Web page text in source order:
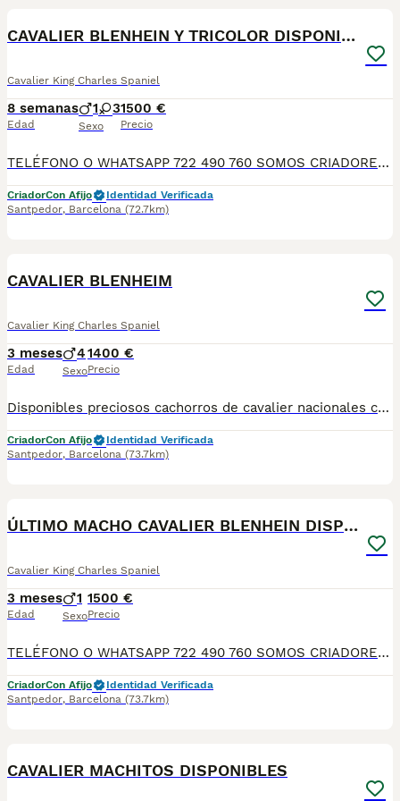
CAVALIER BLENHEIN Y TRICOLOR DISPONIBLES
Cavalier King Charles Spaniel
8 semanas
Edad
1 3
Sexo
1500 €
Precio
TELÉFONO O WHATSAPP 722 490 760 SOMOS CRIADORES DIRECTOS SIN INTERMEDIARIOS! MÁS DE 20 AÑOS EN EL SECTOR NOS AVALAN, VALORANDO TANTO LA CRIA RESPONSABLE COMO TAMBIÉN LA SELECCIÓN PARA MEJORAR LA RAZA DURANTE TODOS ESTOS AÑOS. NUESTROS CACHORROS SE ENTREGAN PREVIAMENTE REVISADOS POR NUESTRO VETERINARIO PROFESIONAL Y BAJO LOS MAS ESTRICTOS CONTROLES DE SALUD, HACEMOS HINCAPIÉ EN SU SOCIABILIZACIÓN PARA SU CORRECTO DESARROLLO NEUROLOGICO! Y OS ASESORAMOS ANTES DURANTE Y DESPUES DE LA ENTREGA PARA QUE TODO SEA LO MAS AFABLE Y FACIL POSIBLE DURANTE LA ADAPTACION! NUESTROS BEBES SE ENTREGAN A PARTIR DE LOS DOS MESES CON SUS VACUNAS AL DIA, DESPARASITADOS Y CON GARANTIAS DE SALUD, MICROCHIP Y CARTILLA DE VACUNACION! SI BUSCAS UN COMPAÑERO SANO Y EQUILIBRADO ESTE ES EL LUGAR, TE ASESORAREMOS DURANTE TODO EL PROCESO NO DUDES EN CONSULTAR POR NUESTROS PEQUES AL 722 490 760
CriadorCon Afijo
Identidad Verificada
Santpedor, Barcelona (72.7km)
CAVALIER BLENHEIM
Cavalier King Charles Spaniel
3 meses
Edad
4
Sexo
1400 €
Precio
Disponibles preciosos cachorros de cavalier nacionales criados en nuestras instalaciones, en un ambiente familiar y responsable. Nuestros cachorros se entregan con cartilla de primera vacunación, vacunas correspondientes a su edad, desparasitados interna y externamente, y con microchip implantado y dado de alta. Además, realizamos un contrato de garantía que incluye: • Garantía vírica de 15 días. • Garantía congénita de 1 año. Desde la fecha de entrega del cachorro. Nos comprometemos al 100% con la salud, el bienestar y el cuidado de nuestros pequeños. Disponemos de Núcleo Zoológico Para más información, imágenes o cualquier consulta sin compromiso, pueden contactar con nosotros en los teléfonos: CRISTINA 📞 722 788 399 📞 932 514 529
CriadorCon Afijo
Identidad Verificada
Santpedor, Barcelona (73.7km)
ÚLTIMO MACHO CAVALIER BLENHEIN DISPONIBLE
Cavalier King Charles Spaniel
3 meses
Edad
1
Sexo
1500 €
Precio
TELÉFONO O WHATSAPP 722 490 760 SOMOS CRIADORES DIRECTOS SIN INTERMEDIARIOS! MÁS DE 20 AÑOS EN EL SECTOR NOS AVALAN, VALORANDO TANTO LA CRIA RESPONSABLE COMO TAMBIÉN LA SELECCIÓN PARA MEJORAR LA RAZA DURANTE TODOS ESTOS AÑOS. NUESTROS CACHORROS SE ENTREGAN PREVIAMENTE REVISADOS POR NUESTRO VETERINARIO PROFESIONAL Y BAJO LOS MAS ESTRICTOS CONTROLES DE SALUD, HACEMOS HINCAPIÉ EN SU SOCIABILIZACIÓN PARA SU CORRECTO DESARROLLO NEUROLOGICO! Y OS ASESORAMOS ANTES DURANTE Y DESPUES DE LA ENTREGA PARA QUE TODO SEA LO MAS AFABLE Y FACIL POSIBLE DURANTE LA ADAPTACION! NUESTROS BEBES SE ENTREGAN A PARTIR DE LOS DOS MESES CON SUS VACUNAS AL DIA, DESPARASITADOS Y CON GARANTIAS DE SALUD, MICROCHIP Y CARTILLA DE VACUNACION! SI BUSCAS UN COMPAÑERO SANO Y EQUILIBRADO ESTE ES EL LUGAR, TE ASESORAREMOS DURANTE TODO EL PROCESO NO DUDES EN CONSULTAR POR NUESTROS PEQUES AL 722 490 760
CriadorCon Afijo
Identidad Verificada
Santpedor, Barcelona (73.7km)
CAVALIER MACHITOS DISPONIBLES